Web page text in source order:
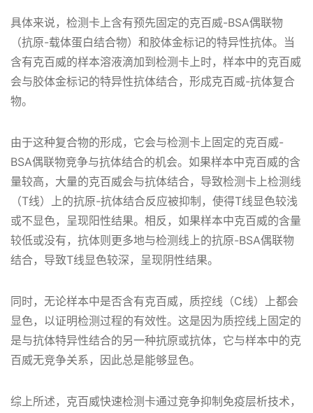
具体来说，检测卡上含有预先固定的克百威-BSA偶联物
（抗原-载体蛋白结合物）和胶体金标记的特异性抗体。当
含有克百威的样本溶液滴加到检测卡上时，样本中的克百威
会与胶体金标记的特异性抗体结合，形成克百威-抗体复合
物。
由于这种复合物的形成，它会与检测卡上固定的克百威-
BSA偶联物竞争与抗体结合的机会。如果样本中克百威的含
量较高，大量的克百威会与抗体结合，导致检测卡上检测线
（T线）上的抗原-抗体结合反应被抑制，使得T线显色较浅
或不显色，呈现阳性结果。相反，如果样本中克百威的含量
较低或没有，抗体则更多地与检测线上的抗原-BSA偶联物
结合，导致T线显色较深，呈现阴性结果。
同时，无论样本中是否含有克百威，质控线（C线）上都会
显色，以证明检测过程的有效性。这是因为质控线上固定的
是与抗体特异性结合的另一种抗原或抗体，它与样本中的克
百威无竞争关系，因此总是能够显色。
综上所述，克百威快速检测卡通过竞争抑制免疫层析技术，